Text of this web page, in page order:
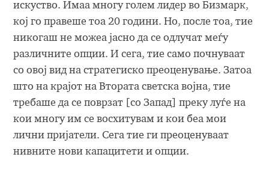
искуство. Имаа многу голем лидер во Бизмарк,
кој го правеше тоа 20 години. Но, после тоа, тие
никогаш не можеа јасно да се одлучат меѓу
различните опции. И сега, тие само почнуваат
со овој вид на стратегиско преоценување. Затоа
што на крајот на Втората светска војна, тие
требаше да се поврзат [со Запад] преку луѓе на
кои многу им се восхитувам и кои беа мои
лични пријатели. Сега тие ги преоценуваат
нивните нови капацитети и опции.